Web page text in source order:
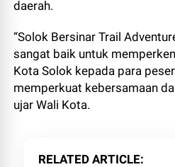
daerah.
“Solok Bersinar Trail
sangat baik untuk
Kota Solok kepada para
memperkuat kebersamaan
ujar Wali Kota.
RELATED ARTICLE